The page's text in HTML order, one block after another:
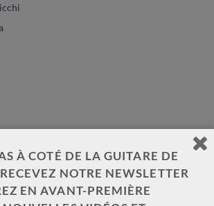
À COTÉ DE LA GUITARE DE
NOTRE NEWSLETTER
EN AVANT-PREMIÈRE